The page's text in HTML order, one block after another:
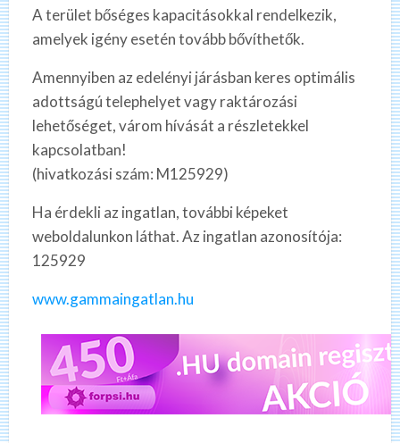
A terület bőséges kapacitásokkal rendelkezik,
amelyek igény esetén tovább bővíthetők.
Amennyiben az edelényi járásban keres optimális
adottságú telephelyet vagy raktározási
lehetőséget, várom hívását a részletekkel
kapcsolatban!
(hivatkozási szám: M125929)
Ha érdekli az ingatlan, további képeket
weboldalunkon láthat. Az ingatlan azonosítója:
125929
www.gammaingatlan.hu